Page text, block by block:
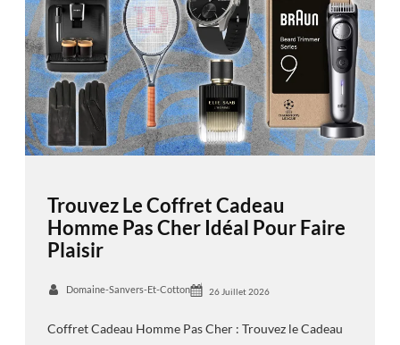
Trouvez Le Coffret Cadeau
Homme Pas Cher Idéal Pour Faire
Plaisir
Domaine-Sanvers-Et-Cotton 26 Juillet 2026
Coffret Cadeau Homme Pas Cher : Trouvez le Cadeau